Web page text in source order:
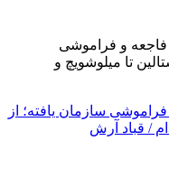
سازمان یافتە؛ از
/ قباد آرش